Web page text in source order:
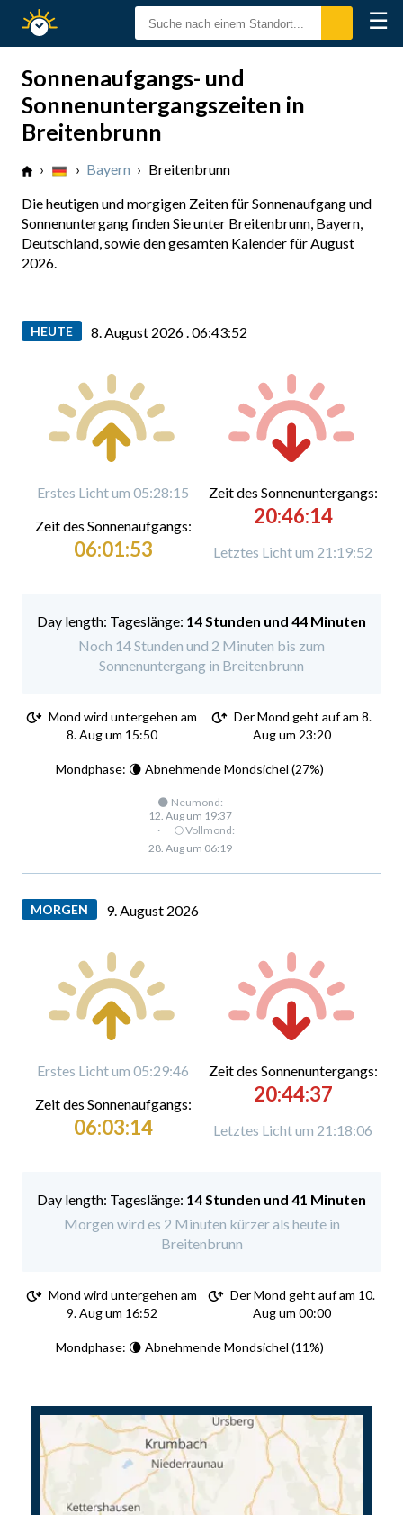
Sonnenzeiten ☰
Sonnenaufgangs- und
Sonnenuntergangszeiten in
Breitenbrunn
› › Bayern › Breitenbrunn
Die heutigen und morgigen Zeiten für Sonnenaufgang und
Sonnenuntergang finden Sie unter Breitenbrunn, Bayern,
Deutschland, sowie den gesamten Kalender für August
2026.
HEUTE 8. August 2026 .06:43:53
Erstes Licht um 05:28:15
Zeit des Sonnenaufgangs:
06:01:53
Zeit des Sonnenuntergangs:
20:46:14
Letztes Licht um 21:19:52
Tageslänge: 14 Stunden und 44 Minuten
Noch 14 Stunden und 2 Minuten bis zum
Sonnenuntergang in Breitenbrunn
Mond wird untergehen am
8. Aug um 15:50
Der Mond geht auf am 8.
Aug um 23:20
Mondphase: 🌘 Abnehmende Mondsichel (27%)
🌑 Neumond:
12. Aug um 19:37
·
🌕 Vollmond:
28. Aug um 06:19
MORGEN 9. August 2026
Erstes Licht um 05:29:46
Zeit des Sonnenaufgangs:
06:03:14
Zeit des Sonnenuntergangs:
20:44:37
Letztes Licht um 21:18:06
Tageslänge: 14 Stunden und 41 Minuten
Morgen wird es 2 Minuten kürzer als heute in
Breitenbrunn
Mond wird untergehen am
9. Aug um 16:52
Der Mond geht auf am 10.
Aug um 00:00
Mondphase: 🌘 Abnehmende Mondsichel (11%)